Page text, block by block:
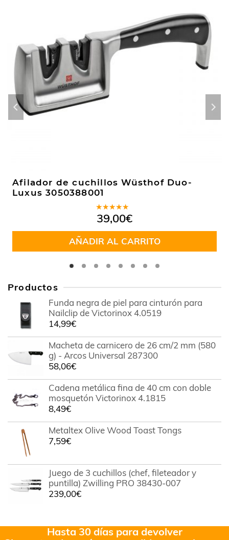
Afilador de cuchillos Wüsthof Duo-
Luxus 3050388001
Valorado
en5.00de
5
39,00€
AÑADIR AL CARRITO
Productos
Funda negra de piel para cinturón para
Nailclip de Victorinox 4.0519
14,99€
Macheta de carnicero de 26 cm/2 mm (580
g) - Arcos Universal 287300
58,06€
Cadena metálica fina de 40 cm con doble
mosquetón Victorinox 4.1815
8,49€
Metaltex Olive Wood Toast Tongs
7,59€
Juego de 3 cuchillos (chef, fileteador y
puntilla) Zwilling PRO 38430-007
239,00€
Hasta 30 días para devolver